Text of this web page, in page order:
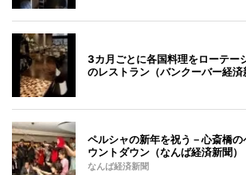
3カ月ごとに各国料理をローテー
のレストラン（バンクーバー経済
ペルシャの新年を祝う－心斎橋
ウントダウン（なんば経済新聞）
なんば経済新聞